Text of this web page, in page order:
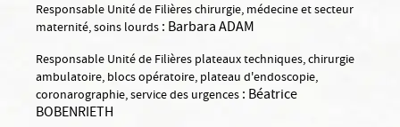
Responsable Unité de Filières chirurgie, médecine et secteur
maternité, soins lourds: Barbara ADAM
Responsable Unité de Filières plateaux techniques, chirurgie
ambulatoire, blocs opératoire, plateau d'endoscopie,
coronarographie, service des urgences: Béatrice
BOBENRIETH